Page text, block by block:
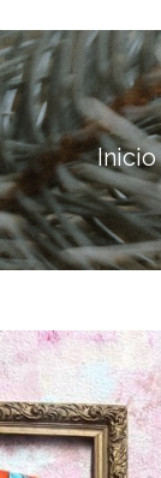
Inicio